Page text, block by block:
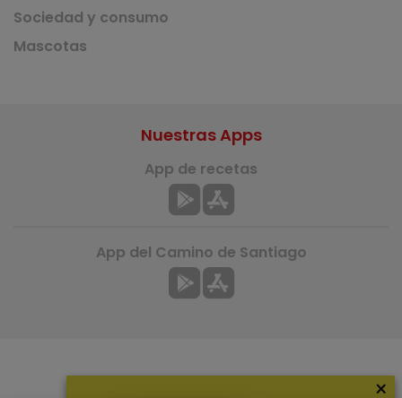
Sociedad y consumo
Mascotas
Nuestras Apps
App de recetas
App del Camino de Santiago
×